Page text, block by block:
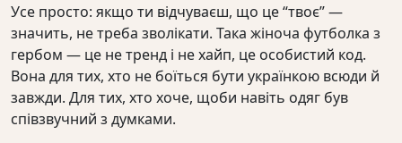
Усе просто: якщо ти відчуваєш, що це “твоє” —
значить, не треба зволікати. Така жіноча футболка з
гербом — це не тренд і не хайп, це особистий код.
Вона для тих, хто не боїться бути українкою всюди й
завжди. Для тих, хто хоче, щоби навіть одяг був
співзвучний з думками.